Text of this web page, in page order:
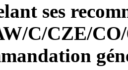
ses
C/CZE/